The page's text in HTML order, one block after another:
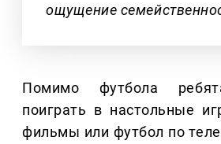
ощущение
Помимо футбола
поиграть в настольные
фильмы или футбол по